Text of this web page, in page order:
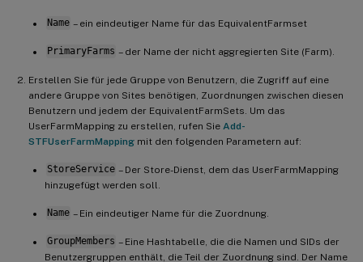
Name – ein eindeutiger Name für das EquivalentFarmset
PrimaryFarms – der Name der nicht aggregierten Site (Farm).
Erstellen Sie für jede Gruppe von Benutzern, die Zugriff auf eine
andere Gruppe von Sites benötigen, Zuordnungen zwischen diesen
Benutzern und jedem der EquivalentFarmSets. Um das
UserFarmMapping zu erstellen, rufen Sie Add-
STFUserFarmMapping mit den folgenden Parametern auf:
StoreService – Der Store-Dienst, dem das UserFarmMapping
hinzugefügt werden soll.
Name – Ein eindeutiger Name für die Zuordnung.
GroupMembers – Eine Hashtabelle, die die Namen und SIDs der
Benutzergruppen enthält, die Teil der Zuordnung sind. Der Name